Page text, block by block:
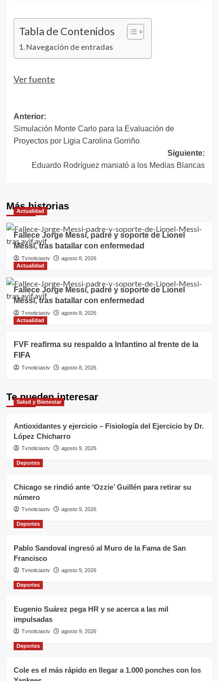
Tabla de Contenidos
Navegación de entradas
Navegación
Ver fuente
Navegación
de
entradas
Anterior:
Simulación Monte Carlo para la Evaluación de
Proyectos por Ligia Carolina Gorriño
Siguiente:
Eduardo Rodríguez maniató a los Medias Blancas
Más historias
Actualidad
Fallece Jorge Messi, padre y soporte de Lionel
Messi, tras batallar con enfermedad
Tvnoticiastv
agosto 8, 2026
Actualidad
Fallece Jorge Messi, padre y soporte de Lionel
Messi, tras batallar con enfermedad
Tvnoticiastv
agosto 8, 2026
Actualidad
FVF reafirma su respaldo a Infantino al frente de la
FIFA
Tvnoticiastv agosto 8, 2026
Te pueden interesar
Salud y Bienestar
Antioxidantes y ejercicio – Fisiología del Ejercicio by Dr.
López Chicharro
Tvnoticiastv agosto 9, 2026
Deportes
Chicago se rindió ante ‘Ozzie’ Guillén para retirar su
número
Tvnoticiastv agosto 9, 2026
Deportes
Pablo Sandoval ingresó al Muro de la Fama de San
Francisco
Tvnoticiastv agosto 9, 2026
Deportes
Eugenio Suárez pega HR y se acerca a las mil
impulsadas
Tvnoticiastv agosto 9, 2026
Deportes
Cole es el más rápido en llegar a 1.000 ponches con los